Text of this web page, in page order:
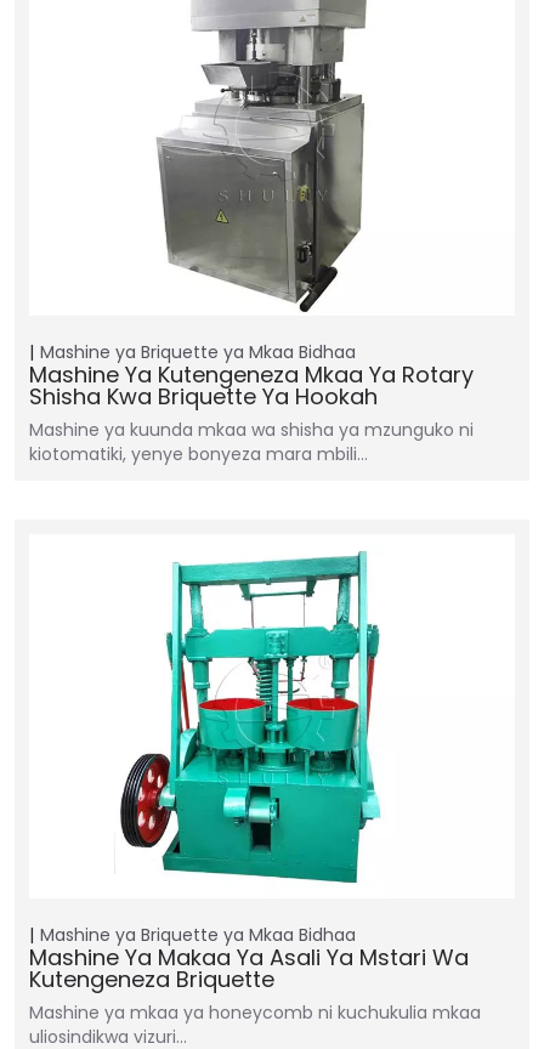
Mashine ya Briquette ya Mkaa Bidhaa
Mashine Ya Kutengeneza Mkaa Ya Rotary
Shisha Kwa Briquette Ya Hookah
Mashine ya kuunda mkaa wa shisha ya mzunguko ni
kiotomatiki, yenye bonyeza mara mbili…
Mashine ya Briquette ya Mkaa Bidhaa
Mashine Ya Makaa Ya Asali Ya Mstari Wa
Kutengeneza Briquette
Mashine ya mkaa ya honeycomb ni kuchukulia mkaa
uliosindikwa vizuri…